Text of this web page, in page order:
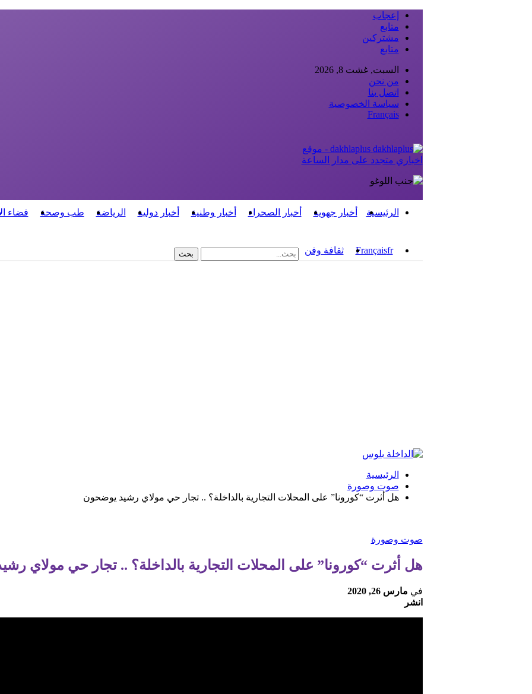
إعجاب
متابع
مشتركين
متابع
السبت, غشت 8, 2026
من نحن
اتصل بنا
سياسة الخصوصية
Français
dakhlaplus - موقع
اخباري متجدد على مدار الساعة
الرئيسية أخبار جهوية أخبار الصحراء أخبار وطنية أخبار دولية الرياضة طب وصحة فضاء
Françaisfr ثقافة وفن
الرئيسية
صوت وصورة
هل أثرت “كورونا” على المحلات التجارية بالداخلة؟ .. تجار حي مولاي رشيد يوضحون
صوت وصورة
هل أثرت “كورونا” على المحلات التجارية بالداخلة؟ .. تجار حي مولاي
في مارس 26, 2020
انشر